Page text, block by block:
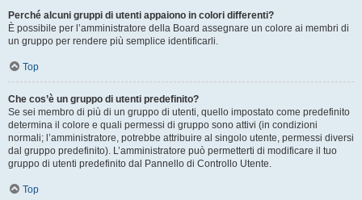
Perché alcuni gruppi di utenti appaiono in colori differenti?
È possibile per l’amministratore della Board assegnare un colore ai membri di
un gruppo per rendere più semplice identificarli.
Top
Che cos’è un gruppo di utenti predefinito?
Se sei membro di più di un gruppo di utenti, quello impostato come predefinito
determina il colore e quali permessi di gruppo sono attivi (in condizioni
normali; l’amministratore, potrebbe attribuire al singolo utente, permessi diversi
dal gruppo predefinito). L’amministratore può permetterti di modificare il tuo
gruppo di utenti predefinito dal Pannello di Controllo Utente.
Top